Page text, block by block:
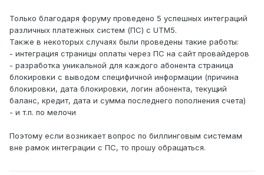
Только благодаря форуму проведено 5 успешных интеграций
различных платежных систем (ПС) с UTM5.
Также в некоторых случаях были проведены такие работы:
- интеграция страницы оплаты через ПС на сайт провайдеров
- разработка уникальной для каждого абонента страница
блокировки с выводом специфичной информации (причина
блокировки, дата блокировки, логин абонента, текущий
баланс, кредит, дата и сумма последнего пополнения счета)
- и т.п. по мелочи
Поэтому если возникает вопрос по биллинговым системам
вне рамок интеграции с ПС, то прошу обращаться.